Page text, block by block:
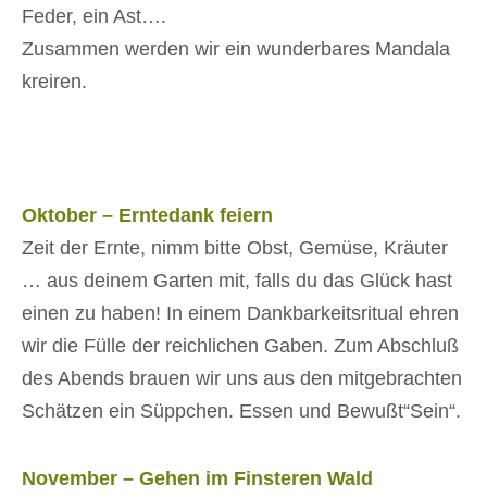
Feder, ein Ast….
Zusammen werden wir ein wunderbares Mandala
kreiren.
Oktober – Erntedank feiern
Zeit der Ernte, nimm bitte Obst, Gemüse, Kräuter
… aus deinem Garten mit, falls du das Glück hast
einen zu haben! In einem Dankbarkeitsritual ehren
wir die Fülle der reichlichen Gaben. Zum Abschluß
des Abends brauen wir uns aus den mitgebrachten
Schätzen ein Süppchen. Essen und Bewußt“Sein“.
November – Gehen im Finsteren Wald